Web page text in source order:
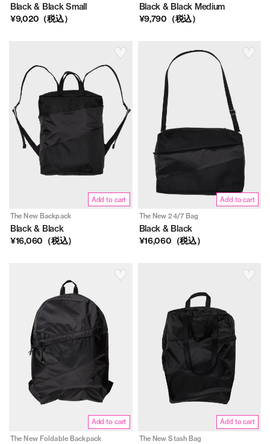
Black & Black Small
¥9,020（税込）
Black & Black Medium
¥9,790（税込）
Add to cart
The New Backpack
Black & Black
¥16,060（税込）
Add to cart
The New 24/7 Bag
Black & Black
¥16,060（税込）
Add to cart
The New Foldable Backpack
Add to cart
The New Stash Bag